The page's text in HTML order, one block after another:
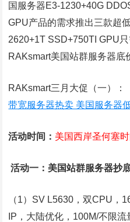
国服务器E3-1230+40G
GPU产品的需求推出三款超
2620+1T SSD+750TI GPU
RAKsmart美国站群服务器底
RAKsmart三月大促（一）：
带宽服务器热卖 美国服务器
活动时间： 美国西岸圣何塞
活动一：美国站群服务器抄
（1）SV L5630，双CPU，
IP，大陆优化，100M/不限